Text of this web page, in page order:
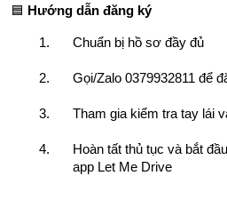
🟦 Hướng dẫn đăng ký
Chuẩn bị hồ sơ đầy đủ
Gọi/Zalo 0379932811 để
Tham gia kiểm tra tay lái
Hoàn tất thủ tục và bắt
app Let Me Drive